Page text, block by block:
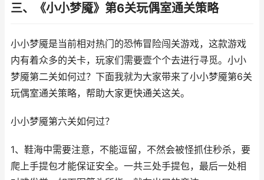
三、《小小梦魇》第6关玩偶室通关策略
小小梦魇是当前相对热门的恐怖冒险闯关游戏，这款游戏
内有着众多的关卡，玩家们需要壹个个去进行寻觅。小小
梦魇第二关如何过？下面我就为大家带来了小小梦魇第6关
玩偶室通关策略，帮助大家更快通关这关。
小小梦魇第六关如何过？
1、鞋海中需要注意，不能逗留，不然会被怪抓住秒杀，要
爬上手提包才能保证安全。一共三处手提包，最后一处相